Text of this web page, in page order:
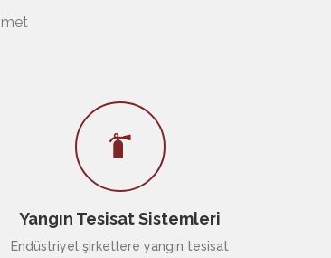
Yangın Tesisat Sistemleri
Endüstriyel şirketlere yangın tesisat